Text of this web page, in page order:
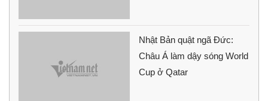
Nhật Bản quật ngã Đức:
Châu Á làm dậy sóng World
Cup ở Qatar